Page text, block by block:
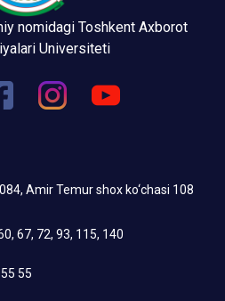
nomidagi Toshkent Axborot
Universiteti
Amir Temur shox ko‘chasi 108
67, 72, 93, 115, 140
55